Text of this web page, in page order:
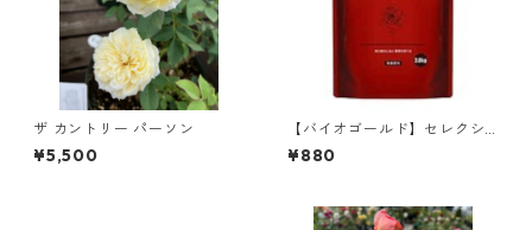
ザ カントリー パーソン
¥5,500
【バイオゴールド】セレクシ
ョン薔薇 【170g】
¥880